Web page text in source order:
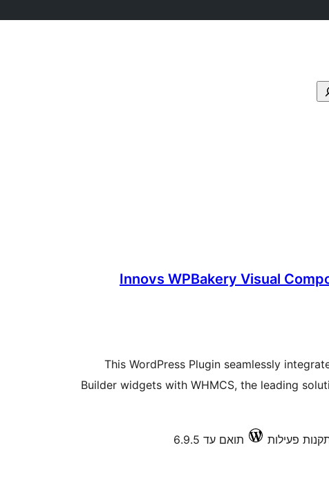
Innovs WPBakery Visual
🚀 This WordPress Plugin seamlessly
Builder widgets with WHMCS, the leading
תואם עד 6.9.5